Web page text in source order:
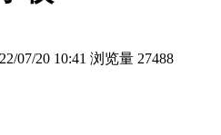
07/20 10:41 浏览量 27488